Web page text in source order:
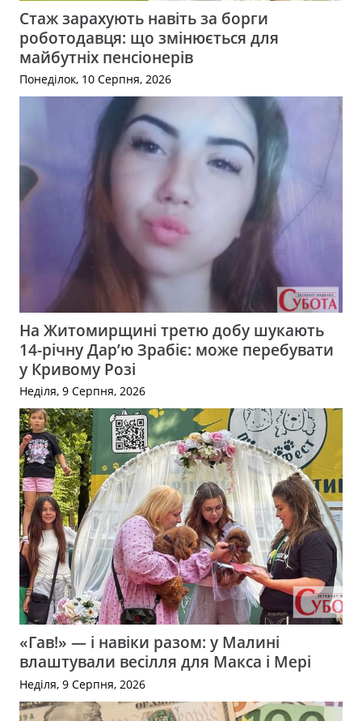
Стаж зарахують навіть за борги
роботодавця: що змінюється для
майбутніх пенсіонерів
Понеділок, 10 Серпня, 2026
На Житомирщині третю добу шукають
14-річну Дар’ю Зрабіє: може перебувати
у Кривому Розі
Неділя, 9 Серпня, 2026
«Гав!» — і навіки разом: у Малині
влаштували весілля для Макса і Мері
Неділя, 9 Серпня, 2026